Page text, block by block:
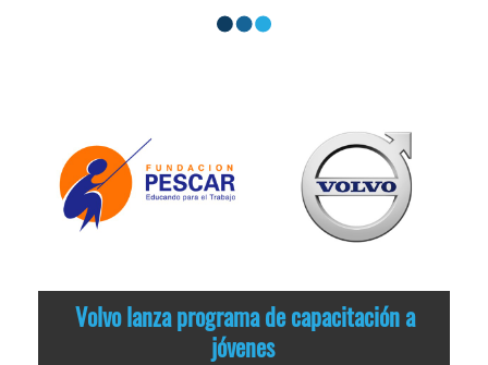
Volvo lanza programa de capacitación a
jóvenes